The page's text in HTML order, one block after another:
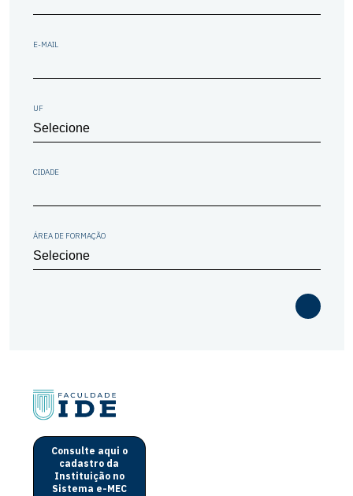
E-MAIL
UF
CIDADE
ÁREA DE FORMAÇÃO
Consulte aqui o
cadastro da
Instituição no
Sistema e-MEC